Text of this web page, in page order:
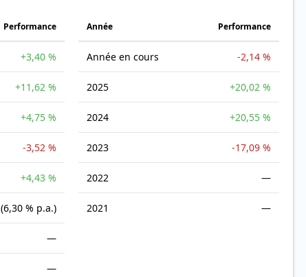
Performance
+3,40 %
+11,62 %
+4,75 %
-3,52 %
+4,43 %
(6,30 % p.a.)
—
—
Année Performance
Année en cours -2,14 %
2025 +20,02 %
2024 +20,55 %
2023 -17,09 %
2022 —
2021 —